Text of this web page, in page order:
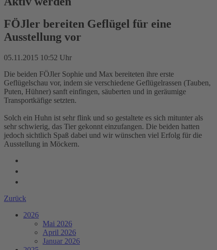
FÖJler bereiten Geflügel für eine
Ausstellung vor
05.11.2015 10:52 Uhr
Die beiden FÖJler Sophie und Max bereiteten ihre erste
Geflügelschau vor, indem sie verschiedene Geflügelrassen (Tauben,
Puten, Hühner) sanft einfingen, säuberten und in geräumige
Transportkäfige setzten.
Solch ein Huhn ist sehr flink und so gestaltete es sich mitunter als
sehr schwierig, das Tier gekonnt einzufangen. Die beiden hatten
jedoch sichtlich Spaß dabei und wir wünschen viel Erfolg für die
Ausstellung in Möckern.
Zurück
2026
Mai 2026
April 2026
Januar 2026